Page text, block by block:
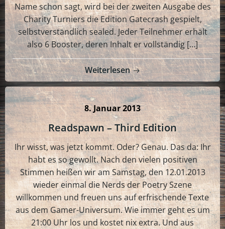
Name schon sagt, wird bei der zweiten Ausgabe des
Charity Turniers die Edition Gatecrash gespielt,
selbstverständlich sealed. Jeder Teilnehmer erhält
also 6 Booster, deren Inhalt er vollständig […]
Weiterlesen
8. Januar 2013
Readspawn – Third Edition
Ihr wisst, was jetzt kommt. Oder? Genau. Das da: Ihr
habt es so gewollt. Nach den vielen positiven
Stimmen heißen wir am Samstag, den 12.01.2013
wieder einmal die Nerds der Poetry Szene
willkommen und freuen uns auf erfrischende Texte
aus dem Gamer-Universum. Wie immer geht es um
21:00 Uhr los und kostet nix extra. Und aus